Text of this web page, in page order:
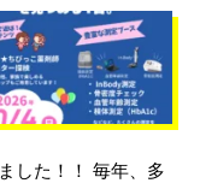
した！！ 毎年、多